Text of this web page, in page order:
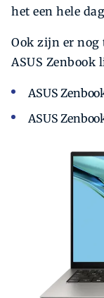
het een hele
Ook zijn er nog
ASUS
ASUS
ASUS